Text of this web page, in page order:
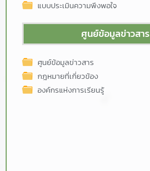
แบบประเมินความพึงพอใจ
ศูนย์ข้อมูลข่าวสาร
ศูนย์ข้อมูลข่าวสาร
กฎหมายที่เกี่ยวข้อง
องค์กรแห่งการเรียนรู้